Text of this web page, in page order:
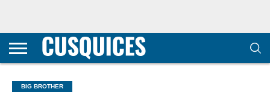
CONTACTOS
HOME
POLÍTICA DE
E COOKIES
SOBRE
TERMOS E
TRANSPARÊNCIA
METODOLOGIA
BIG BROTHER